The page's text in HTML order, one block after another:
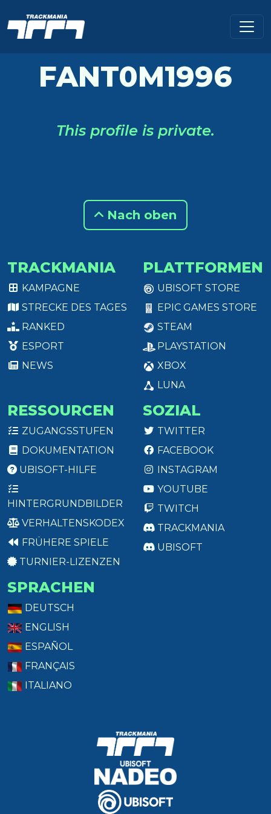
FANT0M1996
This profile is private.
Nach oben
TRACKMANIA
KAMPAGNE
STRECKE DES TAGES
RANKED
ESPORT
NEWS
PLATTFORMEN
UBISOFT STORE
EPIC GAMES STORE
STEAM
PLAYSTATION
XBOX
LUNA
RESSOURCEN
ZUGANGSSTUFEN
DOKUMENTATION
UBISOFT-HILFE
HINTERGRUNDBILDER
VERHALTENSKODEX
FRÜHERE SPIELE
TURNIER-LIZENZEN
SOZIAL
TWITTER
FACEBOOK
INSTAGRAM
YOUTUBE
TWITCH
TRACKMANIA
UBISOFT
SPRACHEN
DEUTSCH
ENGLISH
ESPAÑOL
FRANÇAIS
ITALIANO